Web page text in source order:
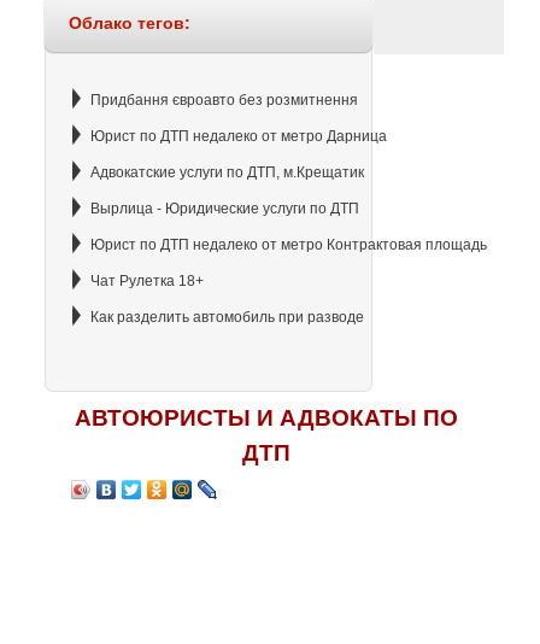
Облако тегов:
Придбання євроавто без розмитнення
Юрист по ДТП недалеко от метро Дарница
Адвокатские услуги по ДТП, м.Крещатик
Вырлица - Юридические услуги по ДТП
Юрист по ДТП недалеко от метро Контрактовая площадь
Чат Рулетка 18+
Как разделить автомобиль при разводе
АВТОЮРИСТЫ И АДВОКАТЫ ПО
ДТП